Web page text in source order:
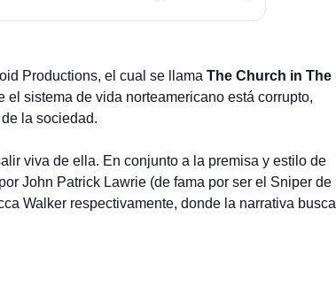
Productions, el cual se llama The Church in The
sistema de vida norteamericano está corrupto,
la sociedad.
viva de ella. En conjunto a la premisa y estilo de
John Patrick Lawrie (de fama por ser el Sniper de
Walker respectivamente, donde la narrativa busca